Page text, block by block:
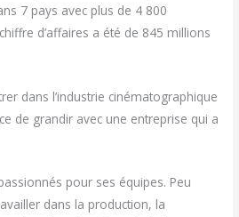
7 pays avec plus de 4 800
d’affaires a été de 845 millions
dans l’industrie cinématographique
de grandir avec une entreprise qui a
pour ses équipes. Peu
dans la production, la